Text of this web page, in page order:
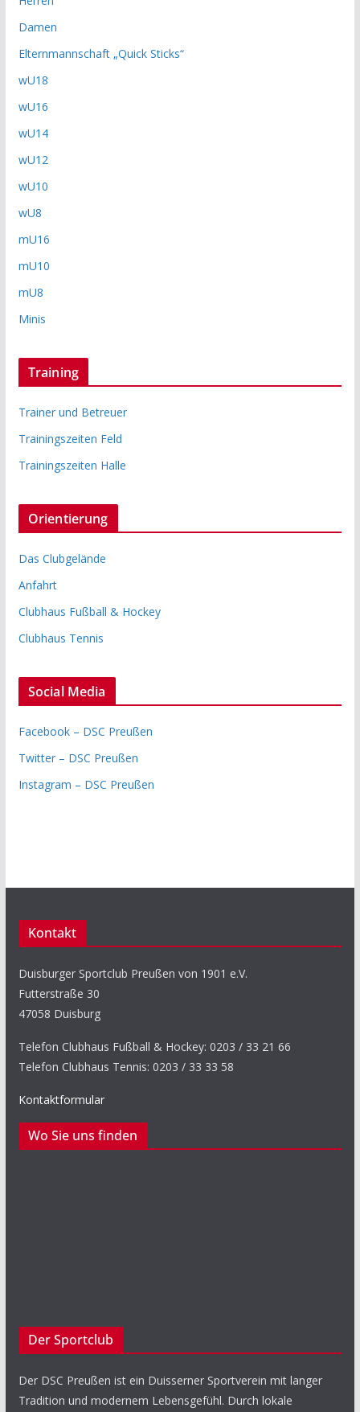
Damen
Elternmannschaft „Quick Sticks“
wU18
wU16
wU14
wU12
wU10
wU8
mU16
mU10
mU8
Minis
Training
Trainer und Betreuer
Trainingszeiten Feld
Trainingszeiten Halle
Orientierung
Das Clubgelände
Anfahrt
Clubhaus Fußball & Hockey
Clubhaus Tennis
Social Media
Facebook – DSC Preußen
Twitter – DSC Preußen
Instagram – DSC Preußen
Kontakt
Duisburger Sportclub Preußen von 1901 e.V.
Futterstraße 30
47058 Duisburg
Telefon Clubhaus Fußball & Hockey: 0203 / 33 21 66
Telefon Clubhaus Tennis: 0203 / 33 33 58
Kontaktformular
Wo Sie uns finden
Der Sportclub
Der DSC Preußen ist ein Duisserner Sportverein mit langer
Tradition und modernem Lebensgefühl. Durch lokale